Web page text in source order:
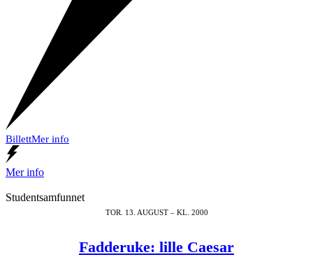
BillettMer info
Mer info
Studentsamfunnet
TOR. 13. AUGUST – KL. 2000
Fadderuke: lille Caesar